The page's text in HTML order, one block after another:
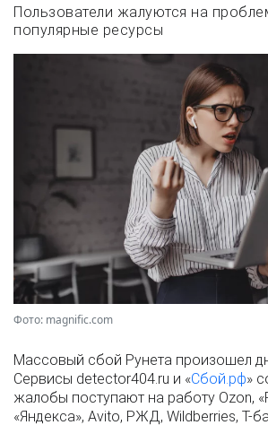
Пользователи жалуются на
популярные ресурсы
Фото: magnific.com
Массовый сбой Рунета произошел
Сервисы detector404.ru и «Сбой.рф»
жалобы поступают на работу Ozon,
«Яндекса», Avito, РЖД, Wildberries, Т-